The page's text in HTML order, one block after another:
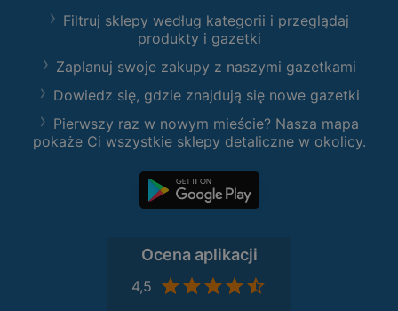
Filtruj sklepy według kategorii i przeglądaj
produkty i gazetki
Zaplanuj swoje zakupy z naszymi gazetkami
Dowiedz się, gdzie znajdują się nowe gazetki
Pierwszy raz w nowym mieście? Nasza mapa
pokaże Ci wszystkie sklepy detaliczne w okolicy.
Ocena aplikacji
4,5